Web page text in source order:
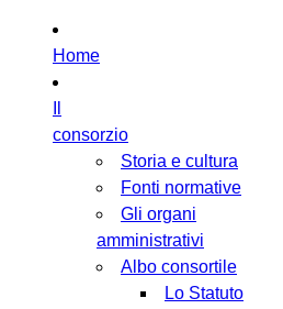
Home
consorzio
Storia e cultura
Fonti normative
Gli organi
amministrativi
Albo consortile
Lo Statuto